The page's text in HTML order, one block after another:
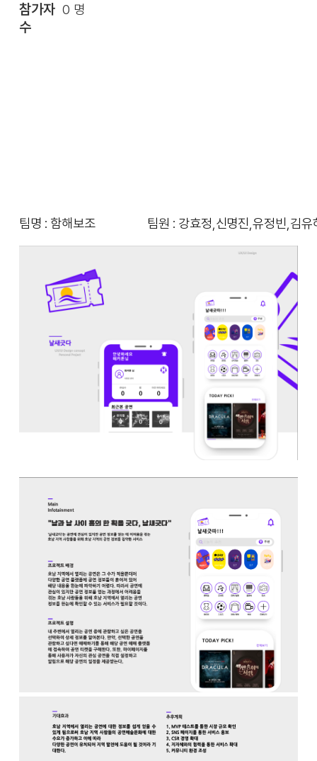
참가자
수
0 명
팀명 : 함해보조 팀원 : 강효정,신명진,유정빈,김유